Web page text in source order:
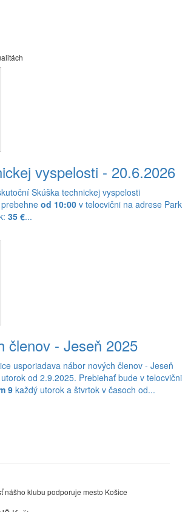
vyspelosti - 20.6.2026
Skúška technickej vyspelosti
od 10:00 v telocvični na adrese Park
35 €...
členov - Jeseň 2025
usporiadava nábor nových členov - Jeseň
od 2.9.2025. Prebiehať bude v telocvični
9 každý utorok a štvrtok v časoch od...
nášho klubu podporuje mesto Košice